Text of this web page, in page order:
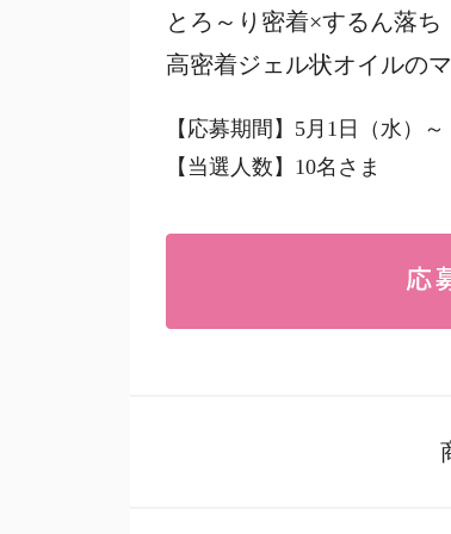
とろ～り密着×するん落ち
高密着ジェル状オイルの
【応募期間】5月1日（水）～
【当選人数】10名さま